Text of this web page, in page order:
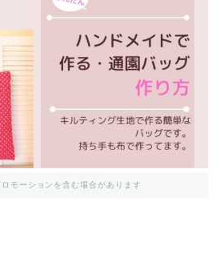
モーションを含む場合があります